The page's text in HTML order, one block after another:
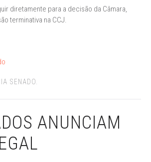
diretamente para a decisão da Câmara,
terminativa na CCJ.
SENADO.
ANUNCIAM